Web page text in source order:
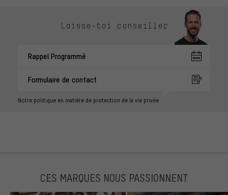
Laisse-toi conseiller
Rappel Programmé
Formulaire de contact
Notre politique en matière de protection de la vie privée
CES MARQUES NOUS PASSIONNENT